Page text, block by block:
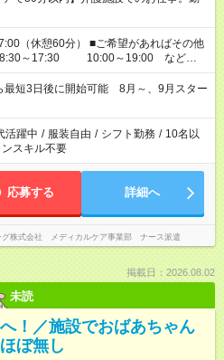
） ■ご希望があればその他
8:30～17:30 10:00～19:00 など
たい」 「できれば残業はしたくない」
ったお仕事をご紹介します！ ※Wワ
のお仕事で希望する勤務時間と、もう1つ
合計で週40時間を超える場合は応募でき
短3日後に開始可能 8月～、9月スター
活躍中 / 服装自由 / シフト勤務 / 10名以
スキル不要
応募する 詳細へ
グ株式会社 メディカルケア事業部 ナース派遣
掲載日：2026.08.02
未読
！／施設でおばあちゃん
ぼ無し